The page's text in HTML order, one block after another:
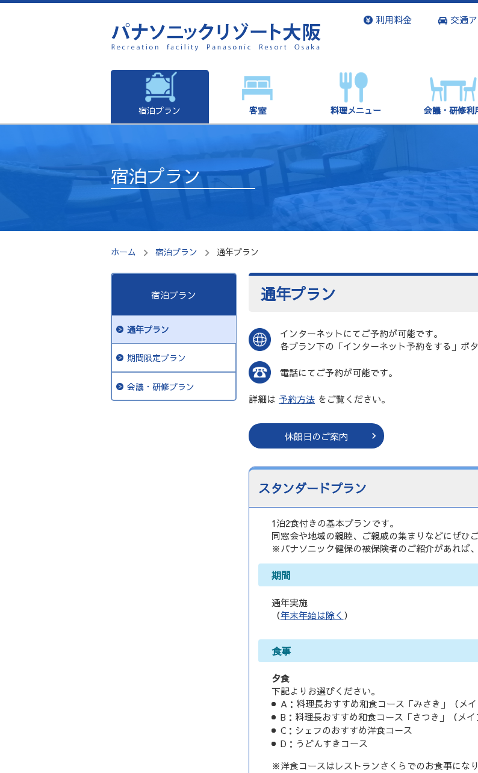
利用料金 交通
宿泊プラン 客室 料理メニュー 会議・研修利
宿泊プラン
ホーム 宿泊プラン 通年プラン
宿泊プラン
通年プラン
期間限定プラン
会議・研修プラン
通年プラン
インターネットにてご予約が可能です。
各プラン下の「インターネット予約をする」ボ
電話にてご予約が可能です。
詳細は 予約方法 をご覧ください。
休館日のご案内
スタンダードプラン
1泊2食付きの基本プランです。
同窓会や地域の親睦、ご親戚の集まりなどにぜひ
※パナソニック健保の被保険者のご紹介があれば
期間
通年実施
（年末年始は除く ）
食事
夕食
下記よりお選びください。
A：料理長おすすめ和食コース「みさき」（メ
B：料理長おすすめ和食コース「さつき」（メイ
C：シェフのおすすめ洋食コース
D：うどんすきコース
※洋食コースはレストランさくらでのお食事になり